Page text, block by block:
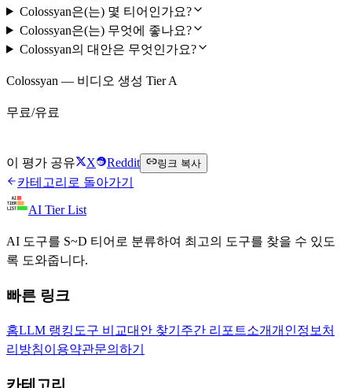
Colossyan은(는) 몇 티어인가요?
Colossyan은(는) 무엇에 좋나요?
Colossyan의 대안은 무엇인가요?
Colossyan — 비디오 생성 Tier A
무료/유료
이 평가 공유 X Reddit 링크 복사
카테고리로 돌아가기
AI Tier List
AI 도구를 S~D 티어로 분류하여 최고의 도구를 찾을 수 있도
록 도와줍니다.
빠른 링크
홈LLM 랭킹 도구 비교대안 찾기 주간 리포트소개개인정보처
리방침이용약관문의하기
카테고리